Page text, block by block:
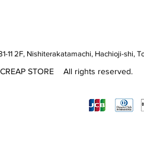
2F, Nishiterakatamachi, Hachioji-
STORE All rights reserved.